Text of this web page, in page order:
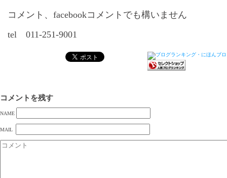
コメント、facebookコメントでも構いません
tel 011-251-9001
コメントを残す
NAME
MAIL